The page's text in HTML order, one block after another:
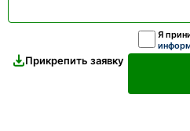
Прикрепить заявку
Я